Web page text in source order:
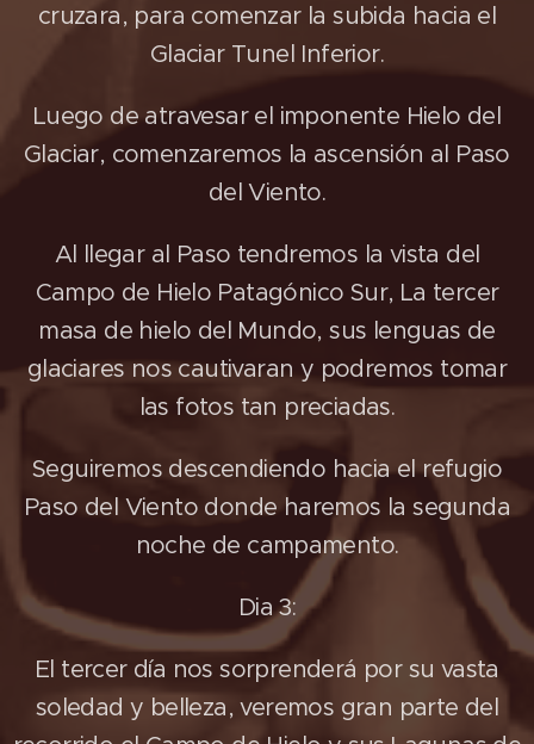
cruzara, para comenzar la subida hacia el
Glaciar Tunel Inferior.
Luego de atravesar el imponente Hielo del
Glaciar, comenzaremos la ascensión al Paso
del Viento.
Al llegar al Paso tendremos la vista del
Campo de Hielo Patagónico Sur, La tercer
masa de hielo del Mundo, sus lenguas de
glaciares nos cautivaran y podremos tomar
las fotos tan preciadas.
Seguiremos descendiendo hacia el refugio
Paso del Viento donde haremos la segunda
noche de campamento.
Dia 3:
El tercer día nos sorprenderá por su vasta
soledad y belleza, veremos gran parte del